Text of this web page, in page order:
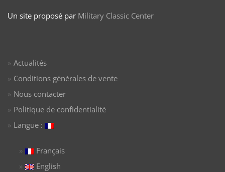
Un site proposé par Military Classic Center
Actualités
Conditions générales de vente
Nous contacter
Politique de confidentialité
Langue :
Français
English